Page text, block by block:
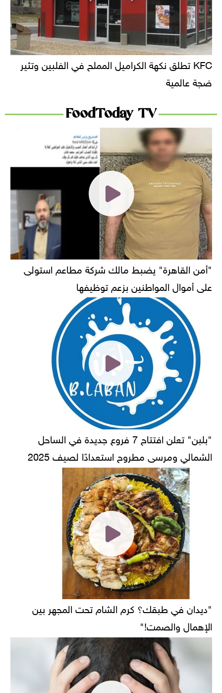
KFC تطلق نكهة الكراميل المملح في الفلبين وتثير
ضجة عالمية
FoodToday TV
"أمن القاهرة" يضبط مالك شركة مطاعم استولى
على أموال المواطنين بزعم توظيفها
"بلبن" تعلن افتتاح 7 فروع جديدة في الساحل
الشمالي ومرسى مطروح استعدادًا لصيف 2025
"ديدان في طبقك؟ كرم الشام تحت المجهر بين
الإهمال والصمت!"